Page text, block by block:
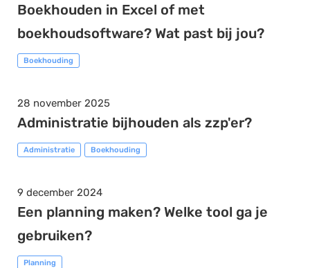
Boekhouden in Excel of met
boekhoudsoftware? Wat past bij jou?
Boekhouding
28 november 2025
Administratie bijhouden als zzp'er?
Administratie Boekhouding
9 december 2024
Een planning maken? Welke tool ga je
gebruiken?
Planning